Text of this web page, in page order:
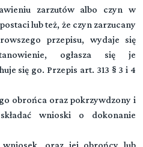
zarzutów albo czyn w
lub też, że czyn zarzucany
przepisu, wydaje się
ogłasza się je
się go. Przepis art. 313 § 3 i 4
obrońca oraz pokrzywdzony i
wnioski o dokonanie
wniosek, oraz jej obrońcy lub
karnego